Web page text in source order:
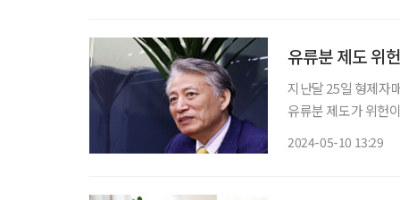
유류분 제도 위
지난달 25일 형제자
유류분 제도가 위헌
2024-05-10 13:29